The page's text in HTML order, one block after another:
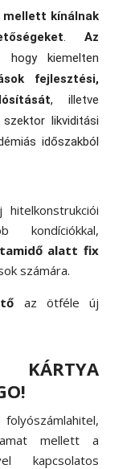
kínálnak
.Az
hogy kiemelten
fejlesztési,
, illetve
likviditási
időszakból
kondíciókkal,
alatt fix
számára.
az ötféle új
KÁRTYA
mellett a
kapcsolatos